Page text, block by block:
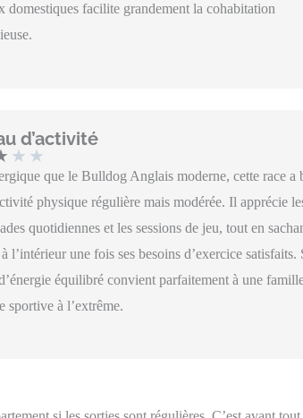
domestiques facilite grandement la cohabitation
d’activité
★ ★
que le Bulldog Anglais moderne, cette race a
physique régulière mais modérée. Il apprécie
quotidiennes et les sessions de jeu, tout en
l’intérieur une fois ses besoins d’exercice satisfaits.
équilibré convient parfaitement à une
sportive à l’extrême.